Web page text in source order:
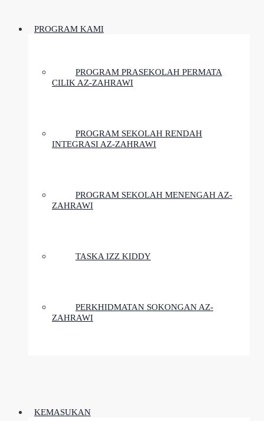
PROGRAM KAMI
PROGRAM PRASEKOLAH PERMATA
CILIK AZ-ZAHRAWI
PROGRAM SEKOLAH RENDAH
INTEGRASI AZ-ZAHRAWI
PROGRAM SEKOLAH MENENGAH AZ-
ZAHRAWI
TASKA IZZ KIDDY
PERKHIDMATAN SOKONGAN AZ-
ZAHRAWI
KEMASUKAN